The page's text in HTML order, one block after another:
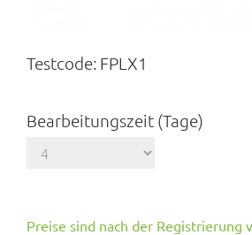
Testcode: FPLX1
Bearbeitungszeit (Tage)
Preise sind nach der Registrierung